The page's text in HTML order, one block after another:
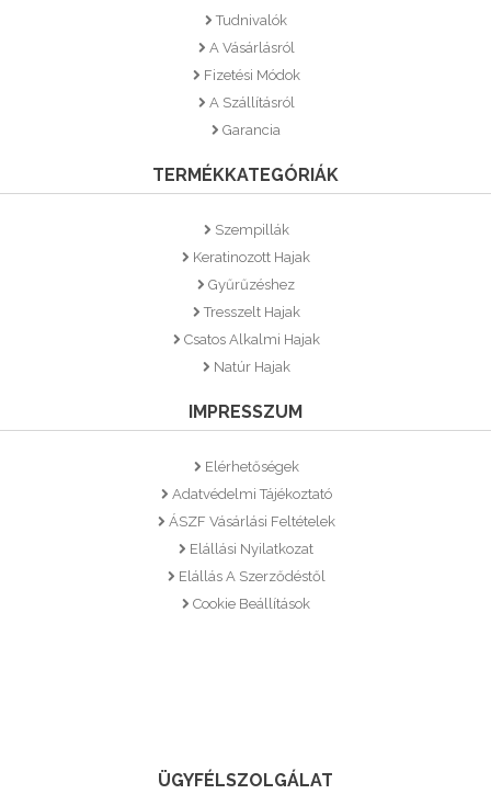
Tudnivalók
A Vásárlásról
Fizetési Módok
A Szállításról
Garancia
TERMÉKKATEGÓRIÁK
Szempillák
Keratinozott Hajak
Gyűrűzéshez
Tresszelt Hajak
Csatos Alkalmi Hajak
Natúr Hajak
IMPRESSZUM
Elérhetőségek
Adatvédelmi Tájékoztató
ÁSZF Vásárlási Feltételek
Elállási Nyilatkozat
Elállás A Szerződéstől
Cookie Beállítások
ÜGYFÉLSZOLGÁLAT